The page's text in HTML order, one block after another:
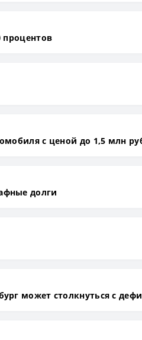
процентов
с ценой до 1,5 млн
долги
может столкнуться с